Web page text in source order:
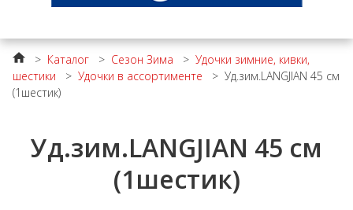
> Каталог > Сезон Зима > Удочки зимние, кивки,
шестики
> Удочки в ассортименте > Уд.зим.LANGJIAN 45 см
(1шестик)
Уд.зим.LANGJIAN 45 см
(1шестик)